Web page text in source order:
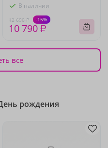
В наличии
12 690 ₽ -15%
10 790 ₽
все
рождения